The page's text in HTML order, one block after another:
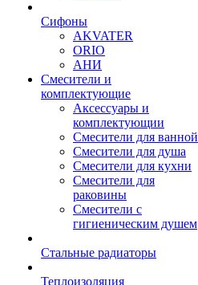
Сифоны
AKVATER
ORIO
АНИ
Смесители и
комплектующие
Аксессуары и
комплектующии
Смесители для ванной
Смесители для душа
Смесители для кухни
Смесители для
раковины
Смесители с
гигиеническим душем
Стальные радиаторы
Теплоизоляция